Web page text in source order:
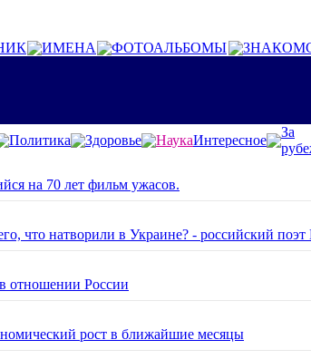
ИМЕНА ФОТОАЛЬБОМЫ
Политика Здоровье НаукаИнтересное
За
на 70 лет фильм ужасов.
что натворили в Украине? - российский поэт
отношении России
рост в ближайшие месяцы